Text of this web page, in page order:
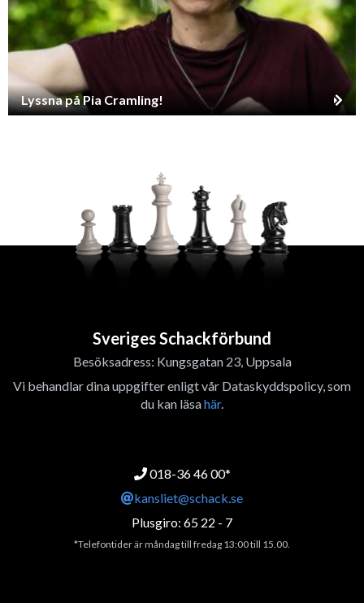
Lyssna på Pia Cramling!
Sveriges Schackförbund
Besöksadress: Kungsgatan 23, Uppsala
Vi behandlar dina uppgifter enligt vår Dataskyddspolicy, som
du kan läsahär.
018-36 46 00*
kansliet@schack.se
Plusgiro: 65 22 - 7
*Telefontider är måndag till fredag 13:00 till 15.00.